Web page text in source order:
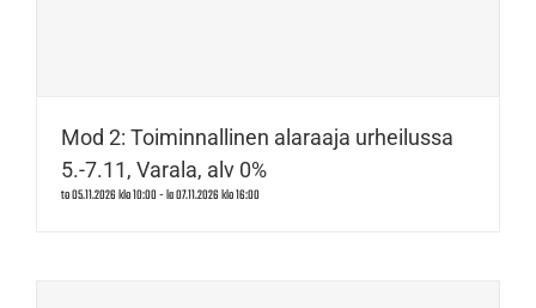
Mod 2: Toiminnallinen alaraaja urheilussa
5.-7.11, Varala, alv 0%
to 05.11.2026 klo 10:00-la 07.11.2026 klo 16:00